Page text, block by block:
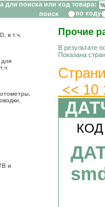
для поиска или код товара:
по коду
в т.ч.
для
и
Прочие
В результате
Показана
<< 10
КОД